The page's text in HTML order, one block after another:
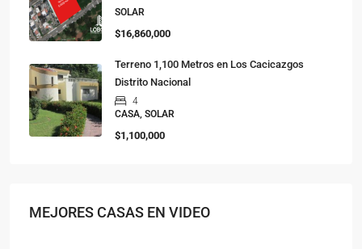
SOLAR
$16,860,000
Terreno 1,100 Metros en Los Cacicazgos
Distrito Nacional
4
CASA, SOLAR
$1,100,000
MEJORES CASAS EN VIDEO